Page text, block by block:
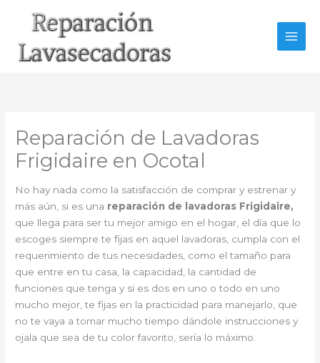
Reparación de Lavadoras
Frigidaire en Ocotal
No hay nada como la satisfacción de comprar y estrenar y
más aún, si es una reparación de lavadoras Frigidaire,
que llega para ser tu mejor amigo en el hogar, el día que lo
escoges siempre te fijas en aquel lavadoras, cumpla con el
requerimiento de tus necesidades, como el tamaño para
que entre en tu casa, la capacidad, la cantidad de
funciones que tenga y si es dos en uno o todo en uno
mucho mejor, te fijas en la practicidad para manejarlo, que
no te vaya a tomar mucho tiempo dándole instrucciones y
ojala que sea de tu color favorito, sería lo máximo.